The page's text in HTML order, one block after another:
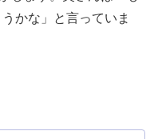
かな」と言っていま